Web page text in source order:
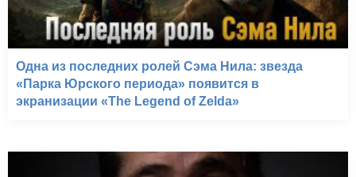
Одна из последних ролей Сэма Нила: звезда
«Парка Юрского периода» появится в
экранизации «The Legend of Zelda»